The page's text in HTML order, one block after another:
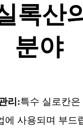
록산
분야
리:특수 실로칸은
에 사용되며 부드